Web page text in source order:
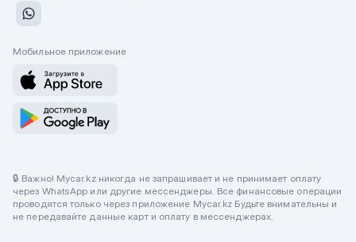
Мобильное приложение
🔒 Важно! Mycar.kz никогда не запрашивает и не принимает оплату
через WhatsApp или другие мессенджеры. Все финансовые операции
проводятся только через приложение Mycar.kz Будьте внимательны и
не передавайте данные карт и оплату в мессенджерах.